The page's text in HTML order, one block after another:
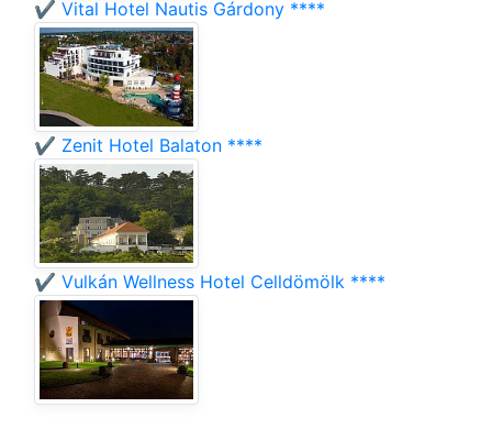
✔️ Vital Hotel Nautis Gárdony ****
✔️ Zenit Hotel Balaton ****
✔️ Vulkán Wellness Hotel Celldömölk ****